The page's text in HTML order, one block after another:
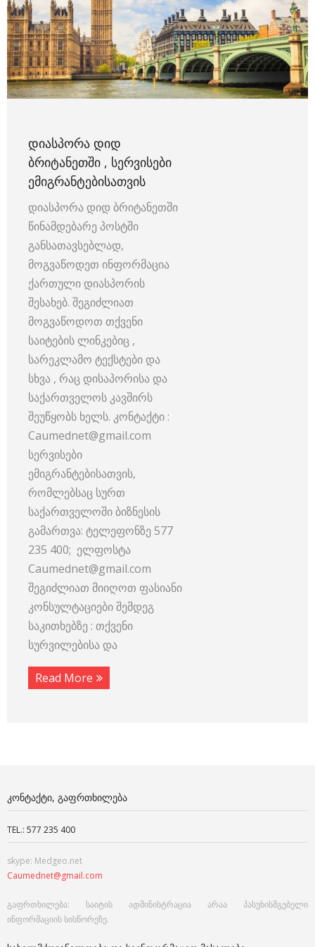
ᲓᲘᲐᲡᲞᲝᲠᲐ ᲓᲘᲓ
ᲑᲠᲘᲢᲐᲜᲔᲗᲨᲘ , ᲡᲔᲠᲕᲘᲡᲔᲑᲘ
ᲔᲛᲘᲒᲠᲐᲜᲢᲔᲑᲘᲡᲐᲗᲕᲘᲡ
დიასპორა დიდ ბრიტანეთში
წინამდებარე პოსტში
განსათავსებლად,
მოგვაწოდეთ ინფორმაცია
ქართული დიასპორის
შესახებ. შეგიძლიათ
მოგვაწოდოთ თქვენი
საიტების ლინკებიც ,
სარეკლამო ტექსტები და
სხვა , რაც დისაპორისა და
საქართველოს კავშირს
შეუწყობს ხელს. კონტაქტი :
Caumednet@gmail.com
სერვისები
ემიგრანტებისათვის,
რომლებსაც სურთ
საქართველოში ბიზნესის
გამართვა: ტელეფონზე 577
235 400; ელფოსტა
Caumednet@gmail.com
შეგიძლიათ მიიღოთ ფასიანი
კონსულტაციები შემდეგ
საკითხებზე : თქვენი
სურვილებისა და
Read More
ᲙᲝᲜᲢᲐᲥᲢᲘ, ᲒᲐᲤᲠᲗᲮᲘᲚᲔᲑᲐ
TEL.: 577 235 400
skype: Medgeo.net
Caumednet@gmail.com
გაფრთხილება: საიტის ადმინისტრაცია არაა პასუხისმგებელი
ინფორმაციის სისწორეზე.